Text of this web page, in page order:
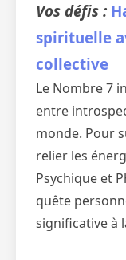
Vos défis :
spirituelle
collective
Le Nombre 7
entre
monde. Pour
relier les
Psychique et
quête
significative à